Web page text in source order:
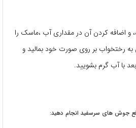
و اضافه کردن آن در مقداری آب ،ماسک را
به رختخواب بر روی صورت خود بمالید و
با آب گرم بشویید.
جوش های سرسفید انجام دهید: